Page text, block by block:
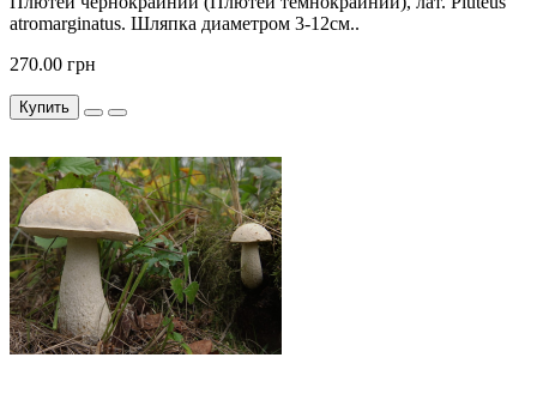
atromarginatus. Шляпка диаметром 3-12см..
270.00 грн
Купить